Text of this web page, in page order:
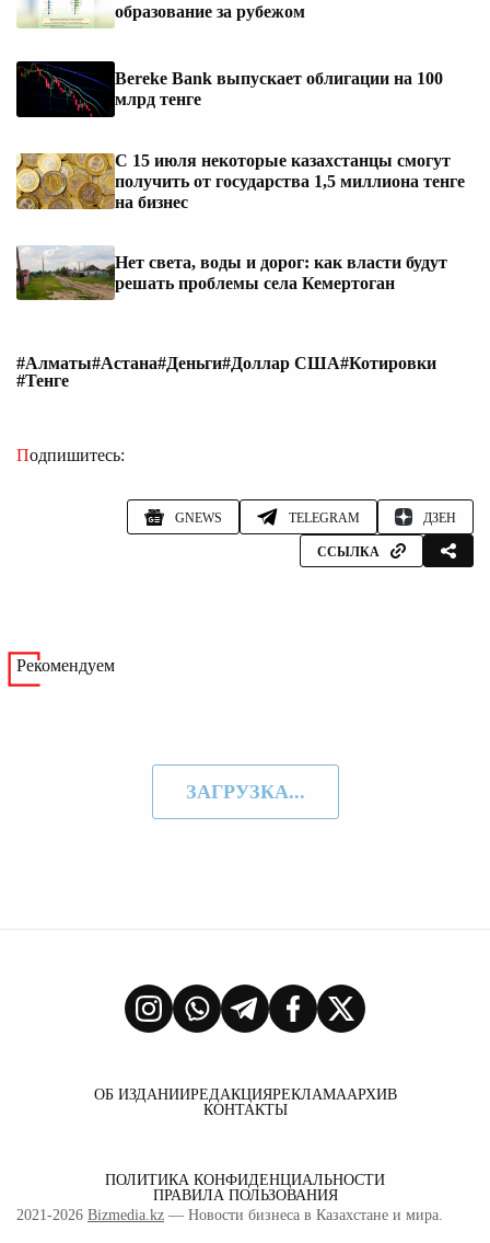
образование за рубежом
Bereke Bank выпускает облигации на 100
млрд тенге
С 15 июля некоторые казахстанцы смогут
получить от государства 1,5 миллиона тенге
на бизнес
Нет света, воды и дорог: как власти будут
решать проблемы села Кемертоган
#Алматы#Астана#Деньги#Доллар США#Котировки
#Тенге
Подпишитесь:
GNEWS TELEGRAM ДЗЕН
ССЫЛКА
Рекомендуем
ЗАГРУЗКА...
ОБ ИЗДАНИИРЕДАКЦИЯРЕКЛАМААРХИВ
КОНТАКТЫ
ПОЛИТИКА КОНФИДЕНЦИАЛЬНОСТИ
ПРАВИЛА ПОЛЬЗОВАНИЯ
2021-2026 Bizmedia.kz — Новости бизнеса в Казахстане и мира.